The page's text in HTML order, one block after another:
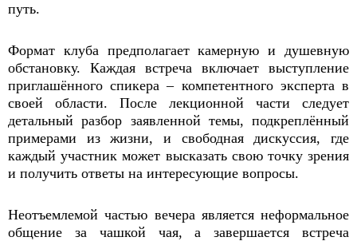
путь.
Формат клуба предполагает камерную и душевную
обстановку. Каждая встреча включает выступление
приглашённого спикера – компетентного эксперта в
своей области. После лекционной части следует
детальный разбор заявленной темы, подкреплённый
примерами из жизни, и свободная дискуссия, где
каждый участник может высказать свою точку зрения
и получить ответы на интересующие вопросы.
Неотъемлемой частью вечера является неформальное
общение за чашкой чая, а завершается встреча